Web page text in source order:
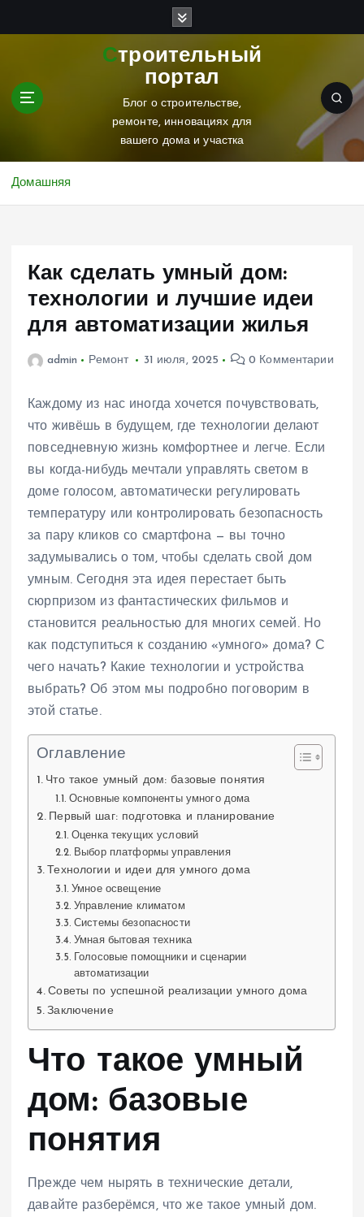
Строительный
портал
Блог о строительстве,
ремонте, инновациях для
вашего дома и участка
Домашняя
Как сделать умный дом:
технологии и лучшие идеи
для автоматизации жилья
admin Ремонт 31 июля, 2025 0 Комментарии
Каждому из нас иногда хочется почувствовать,
что живёшь в будущем, где технологии делают
повседневную жизнь комфортнее и легче. Если
вы когда-нибудь мечтали управлять светом в
доме голосом, автоматически регулировать
температуру или контролировать безопасность
за пару кликов со смартфона — вы точно
задумывались о том, чтобы сделать свой дом
умным. Сегодня эта идея перестает быть
сюрпризом из фантастических фильмов и
становится реальностью для многих семей. Но
как подступиться к созданию «умного» дома? С
чего начать? Какие технологии и устройства
выбрать? Об этом мы подробно поговорим в
этой статье.
Оглавление
Что такое умный дом: базовые понятия
Основные компоненты умного дома
Первый шаг: подготовка и планирование
Оценка текущих условий
Выбор платформы управления
Технологии и идеи для умного дома
Умное освещение
Управление климатом
Системы безопасности
Умная бытовая техника
Голосовые помощники и сценарии
автоматизации
Советы по успешной реализации умного дома
Заключение
Что такое умный
дом: базовые
понятия
Прежде чем нырять в технические детали,
давайте разберёмся, что же такое умный дом.